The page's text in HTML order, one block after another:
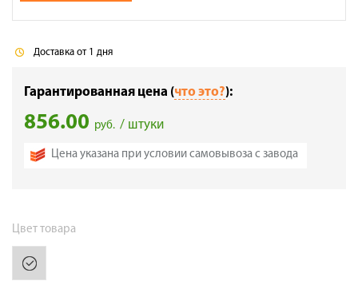
Доставка от 1 дня
Гарантированная цена (что это?):
856.00 руб. / штуки
Цена указана при условии самовывоза с завода
Цвет товара